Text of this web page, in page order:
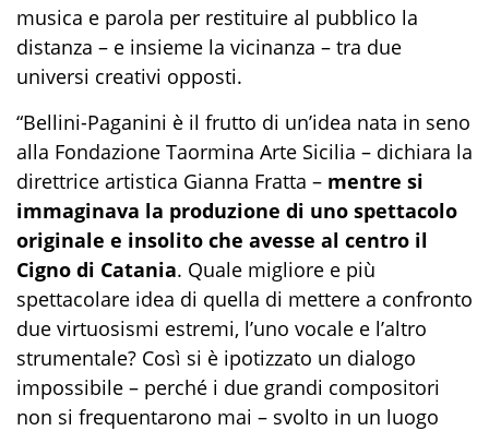
musica e parola per restituire al pubblico la
distanza – e insieme la vicinanza – tra due
universi creativi opposti.
“Bellini-Paganini è il frutto di un’idea nata in seno
alla Fondazione Taormina Arte Sicilia – dichiara la
direttrice artistica Gianna Fratta – mentre si
immaginava la produzione di uno spettacolo
originale e insolito che avesse al centro il
Cigno di Catania. Quale migliore e più
spettacolare idea di quella di mettere a confronto
due virtuosismi estremi, l’uno vocale e l’altro
strumentale? Così si è ipotizzato un dialogo
impossibile – perché i due grandi compositori
non si frequentarono mai – svolto in un luogo